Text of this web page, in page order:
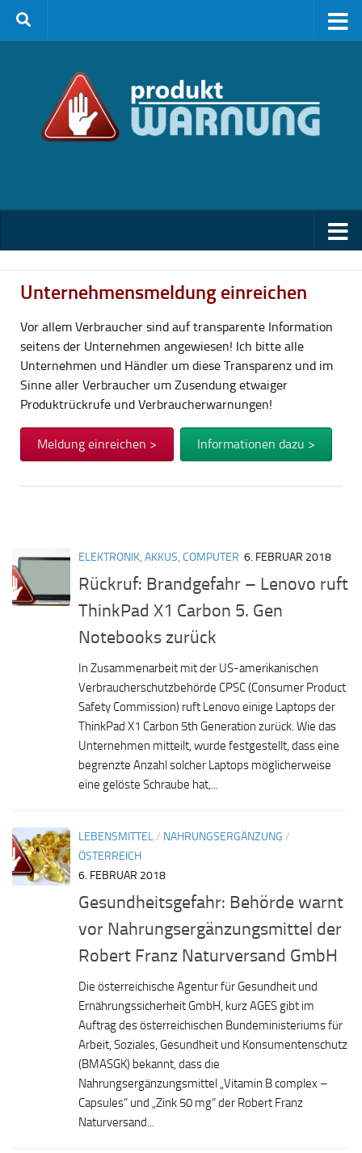
Zum Inhalt springen
Unternehmensmeldung einreichen
Vor allem Verbraucher sind auf transparente Information
seitens der Unternehmen angewiesen! Ich bitte alle
Unternehmen und Händler um diese Transparenz und im
Sinne aller Verbraucher um Zusendung etwaiger
Produktrückrufe und Verbraucherwarnungen!
Meldung einreichen > Informationen dazu >
ELEKTRONIK, AKKUS, COMPUTER 6. FEBRUAR 2018
Rückruf: Brandgefahr – Lenovo ruft
ThinkPad X1 Carbon 5. Gen
Notebooks zurück
In Zusammenarbeit mit der US-amerikanischen
Verbraucherschutzbehörde CPSC (Consumer Product
Safety Commission) ruft Lenovo einige Laptops der
ThinkPad X1 Carbon 5th Generation zurück. Wie das
Unternehmen mitteilt, wurde festgestellt, dass eine
begrenzte Anzahl solcher Laptops möglicherweise
eine gelöste Schraube hat,...
LEBENSMITTEL/ NAHRUNGSERGÄNZUNG /
ÖSTERREICH
6. FEBRUAR 2018
Gesundheitsgefahr: Behörde warnt
vor Nahrungsergänzungsmittel der
Robert Franz Naturversand GmbH
Die österreichische Agentur für Gesundheit und
Ernährungssicherheit GmbH, kurz AGES gibt im
Auftrag des österreichischen Bundeministeriums für
Arbeit, Soziales, Gesundheit und Konsumentenschutz
(BMASGK) bekannt, dass die
Nahrungsergänzungsmittel „Vitamin B complex –
Capsules“ und „Zink 50 mg“ der Robert Franz
Naturversand...